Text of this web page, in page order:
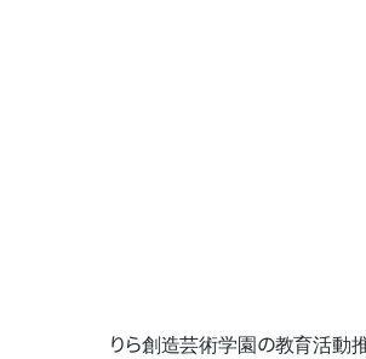
りら創造芸術学園の​教育活動